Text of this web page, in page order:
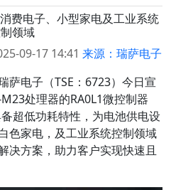
费电子、小型家电及工业系统
领域
09-17 14:41 来源：瑞萨电子
萨电子（TSE：6723）今日宣
处理器的RA0L1微控制器
超低功耗特性，为电池供电设
色家电，及工业系统控制领域
决方案，助力客户实现快速且